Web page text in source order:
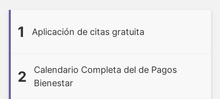
1 Aplicación de citas gratuita
2
Calendario Completa del de Pagos
Bienestar